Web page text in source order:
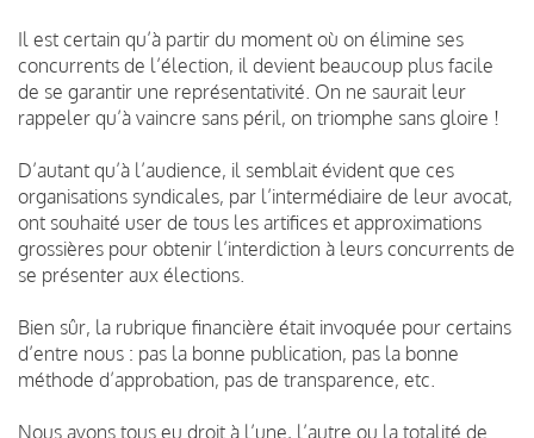
Il est certain qu’à partir du moment où on élimine ses
concurrents de l’élection, il devient beaucoup plus facile
de se garantir une représentativité. On ne saurait leur
rappeler qu’à vaincre sans péril, on triomphe sans gloire !
D’autant qu’à l’audience, il semblait évident que ces
organisations syndicales, par l’intermédiaire de leur avocat,
ont souhaité user de tous les artifices et approximations
grossières pour obtenir l’interdiction à leurs concurrents de
se présenter aux élections.
Bien sûr, la rubrique financière était invoquée pour certains
d’entre nous : pas la bonne publication, pas la bonne
méthode d’approbation, pas de transparence, etc.
Nous avons tous eu droit à l’une, l’autre ou la totalité de